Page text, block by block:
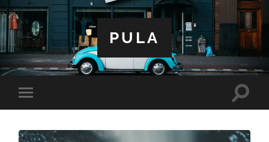
PULA
Toggle
mobile
Toggle